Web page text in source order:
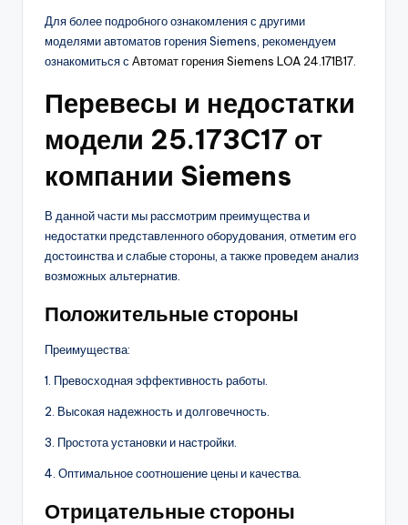
Для более подробного ознакомления с другими
моделями автоматов горения Siemens, рекомендуем
ознакомиться с Автомат горения Siemens LOA 24.171B17
Перевесы и недостатки
модели 25.173C17 от
компании Siemens
В данной части мы рассмотрим преимущества и
недостатки представленного оборудования, отметим его
достоинства и слабые стороны, а также проведем анализ
возможных альтернатив.
Положительные стороны
Преимущества:
1. Превосходная эффективность работы.
2. Высокая надежность и долговечность.
3. Простота установки и настройки.
4. Оптимальное соотношение цены и качества.
Отрицательные стороны